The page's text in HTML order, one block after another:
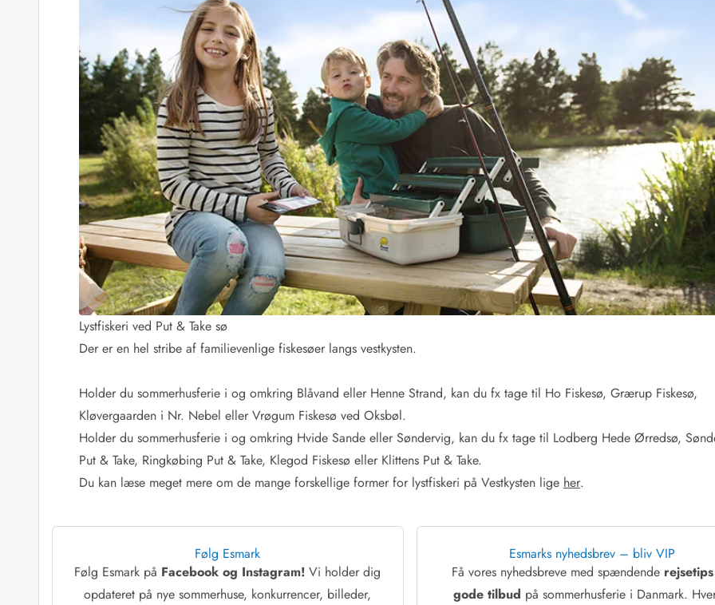
Kunsthåndværk og gallerier
Kulinariske oplevelser
Sandskulpturfestival
Hold jul i sommerhuset
Vikingetiden i Danmark
Kontakt BjerregårdKontakt SøndervigKontakt HoustrupKontakt FanøKontakt BlåvandKontakt Vejers Kontakt HenneKontakt RømøKontakt
Kontakt, åbningstider og døgnvagt
Feriehusudlejning siden 1965
Gæsterne siger
Sponsorater - Esmark støtter
Job hos Esmark
Lystfiskeri ved Put & Take sø
Der er en hel stribe af familievenlige fiskesøer langs vestkysten.
Holder du sommerhusferie i og omkring Blåvand eller Henne Strand, kan du fx tage til Ho Fiskesø, Grærup Fiskesø,
Kløvergaarden i Nr. Nebel eller Vrøgum Fiskesø ved Oksbøl.
Holder du sommerhusferie i og omkring Hvide Sande eller Søndervig, kan du fx tage til Lodberg Hede Ørredsø,
Put & Take, Ringkøbing Put & Take, Klegod Fiskesø eller Klittens Put & Take.
Du kan læse meget mere om de mange forskellige former for lystfiskeri på Vestkysten lige her.
Følg Esmark
Følg Esmark på Facebook og Instagram! Vi holder dig
opdateret på nye sommerhuse, konkurrencer, billeder,
Esmarks nyhedsbrev – bliv VIP
Få vores nyhedsbreve med spændende
gode tilbud på sommerhusferie i Danmark.